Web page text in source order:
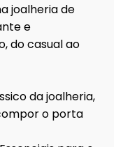
joalheria de
e
do casual ao
da joalheria,
o porta